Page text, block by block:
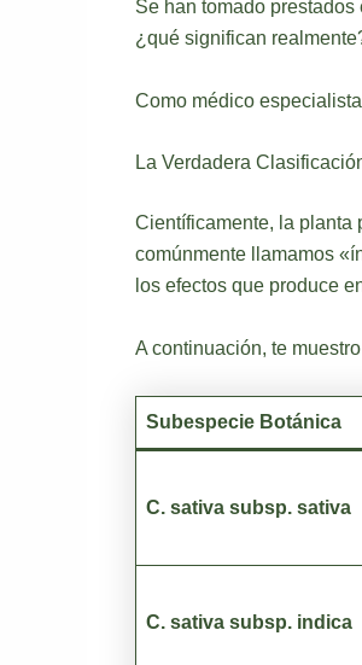
Se han tomado
¿qué significan
Como médico
La Verdadera
Científicamente, la planta
comúnmente llamamos
los efectos que produce
A continuación, te
Subespecie Botánica
C. sativa subsp. sativa
C. sativa subsp. indica